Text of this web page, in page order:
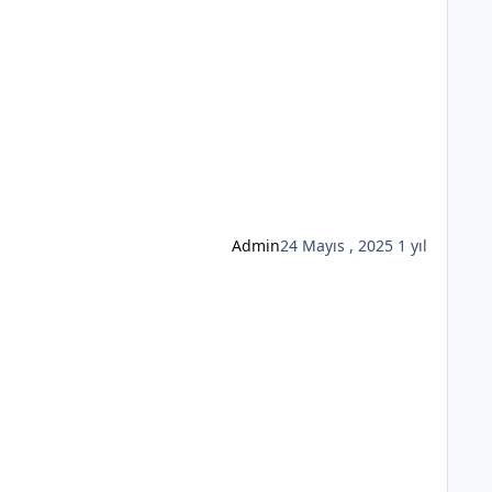
Admin24 Mayıs , 2025 1 yıl